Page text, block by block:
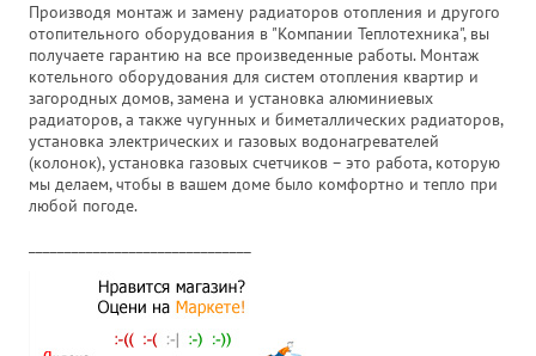
Производя монтаж и замену радиаторов отопления и другого
отопительного оборудования в "Компании Теплотехника", вы
получаете гарантию на все произведенные работы. Монтаж
котельного оборудования для систем отопления квартир и
загородных домов, замена и установка алюминиевых
радиаторов, а также чугунных и биметаллических радиаторов,
установка электрических и газовых водонагревателей
(колонок), установка газовых счетчиков – это работа, которую
мы делаем, чтобы в вашем доме было комфортно и тепло при
любой погоде.